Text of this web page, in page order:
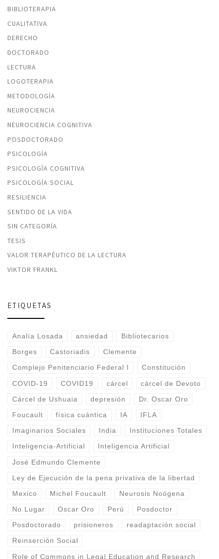
BIBLIOTERAPIA
CUALITATIVA
DERECHO
DOCTORADO
LECTURA
LOGOTERAPIA
METODOLOGÍA
NEUROCIENCIA
NEUROCIENCIA COGNITIVA
POSDOCTORADO
PSICOLOGÍA
PSICOLOGÍA COGNITIVA
PSICOLOGÍA SOCIAL
RESILIENCIA
SENTIDO DE LA VIDA
SIN CATEGORÍA
TESIS
VALOR TERAPÉUTICO DE LA LECTURA
VIKTOR FRANKL
ETIQUETAS
Analía Losada ansiedad Bibliotecarios
Borges Castoriadis Clemente
Complejo Penitenciario Federal I Constitución
COVID-19 COVID19 cárcel cárcel de Devoto
Cárcel de Ushuaia depresión Dr. Oscar Oro
Foucault física cuántica IA IFLA
Imaginarios Sociales India Instituciones Totales
Inteligencia-Artificial Inteligencia Artificial
José Edmundo Clemente
Ley de Ejecución de la pena privativa de la libertad
Mexico Michel Foucault Neurosis Noógena
No Lugar Oscar Oro Perú Posdoctor
Posdoctorado prisioneros readaptación social
Reinserción Social
Role of Commons in Legal Education and Research